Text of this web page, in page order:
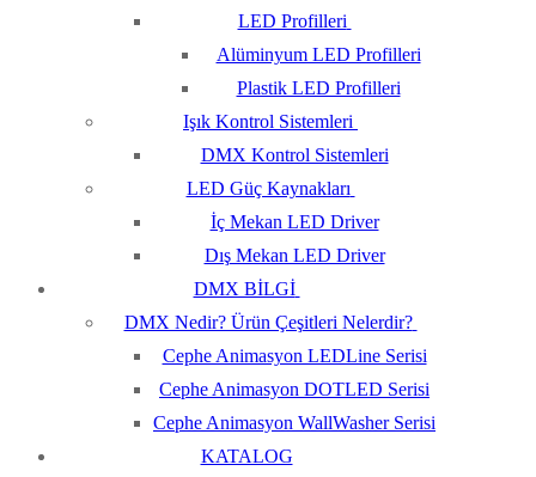
LED Profilleri
Alüminyum LED Profilleri
Plastik LED Profilleri
Işık Kontrol Sistemleri
DMX Kontrol Sistemleri
LED Güç Kaynakları
İç Mekan LED Driver
Dış Mekan LED Driver
DMX BİLGİ
DMX Nedir? Ürün Çeşitleri Nelerdir?
Cephe Animasyon LEDLine Serisi
Cephe Animasyon DOTLED Serisi
Cephe Animasyon WallWasher Serisi
KATALOG